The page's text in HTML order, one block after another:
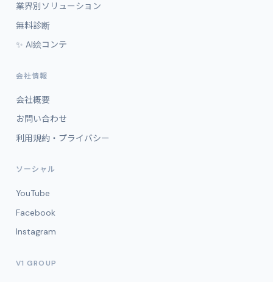
業界別ソリューション
無料診断
✨ AI絵コンテ
会社情報
会社概要
お問い合わせ
利用規約・プライバシー
ソーシャル
YouTube
Facebook
Instagram
V1 GROUP